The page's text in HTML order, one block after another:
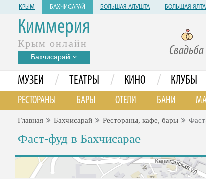
КРЫМ БАХЧИСАРАЙ БОЛЬШАЯ АЛУШТА БОЛЬШАЯ ЯЛТА
Киммерия
Крым онлайн
Бахчисарай Свадьба
МУЗЕИ / ТЕАТРЫ / КИНО / КЛУБЫ
РЕСТОРАНЫ БАРЫ ОТЕЛИ БАНИ
Главная Бахчисарай Рестораны, кафе, бары
Фаст-фуд в Бахчисарае